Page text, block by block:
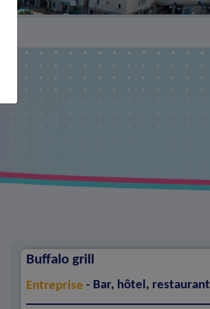
Buffalo grill
Entreprise - Bar, hôtel, restaurant